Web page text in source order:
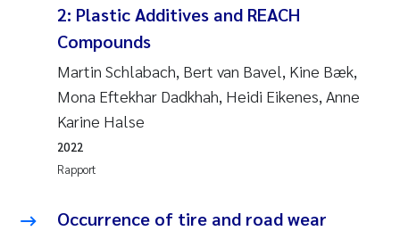
2: Plastic Additives and REACH
Compounds
Martin Schlabach, Bert van Bavel, Kine Bæk,
Mona Eftekhar Dadkhah, Heidi Eikenes, Anne
Karine Halse
Rapport
2022
Occurrence of tire and road wear